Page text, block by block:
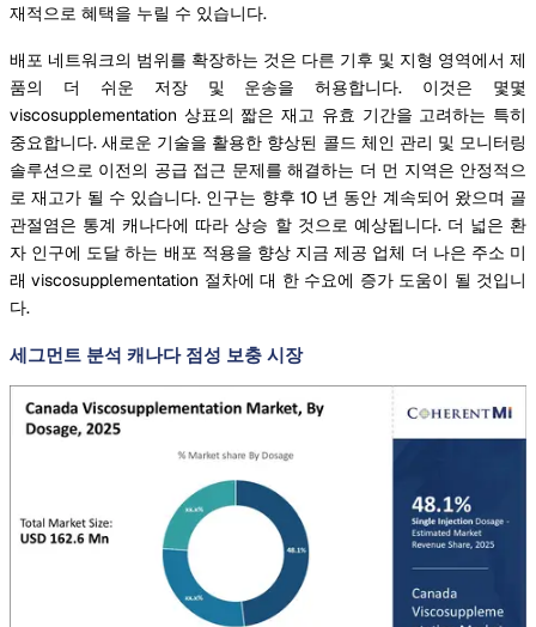
재적으로 혜택을 누릴 수 있습니다.
배포 네트워크의 범위를 확장하는 것은 다른 기후 및 지형 영역에서 제
품의 더 쉬운 저장 및 운송을 허용합니다. 이것은 몇몇
viscosupplementation 상표의 짧은 재고 유효 기간을 고려하는 특히
중요합니다. 새로운 기술을 활용한 향상된 콜드 체인 관리 및 모니터링
솔루션으로 이전의 공급 접근 문제를 해결하는 더 먼 지역은 안정적으
로 재고가 될 수 있습니다. 인구는 향후 10 년 동안 계속되어 왔으며 골
관절염은 통계 캐나다에 따라 상승 할 것으로 예상됩니다. 더 넓은 환
자 인구에 도달 하는 배포 적용을 향상 지금 제공 업체 더 나은 주소 미
래 viscosupplementation 절차에 대 한 수요에 증가 도움이 될 것입니
다.
세그먼트 분석 캐나다 점성 보충 시장